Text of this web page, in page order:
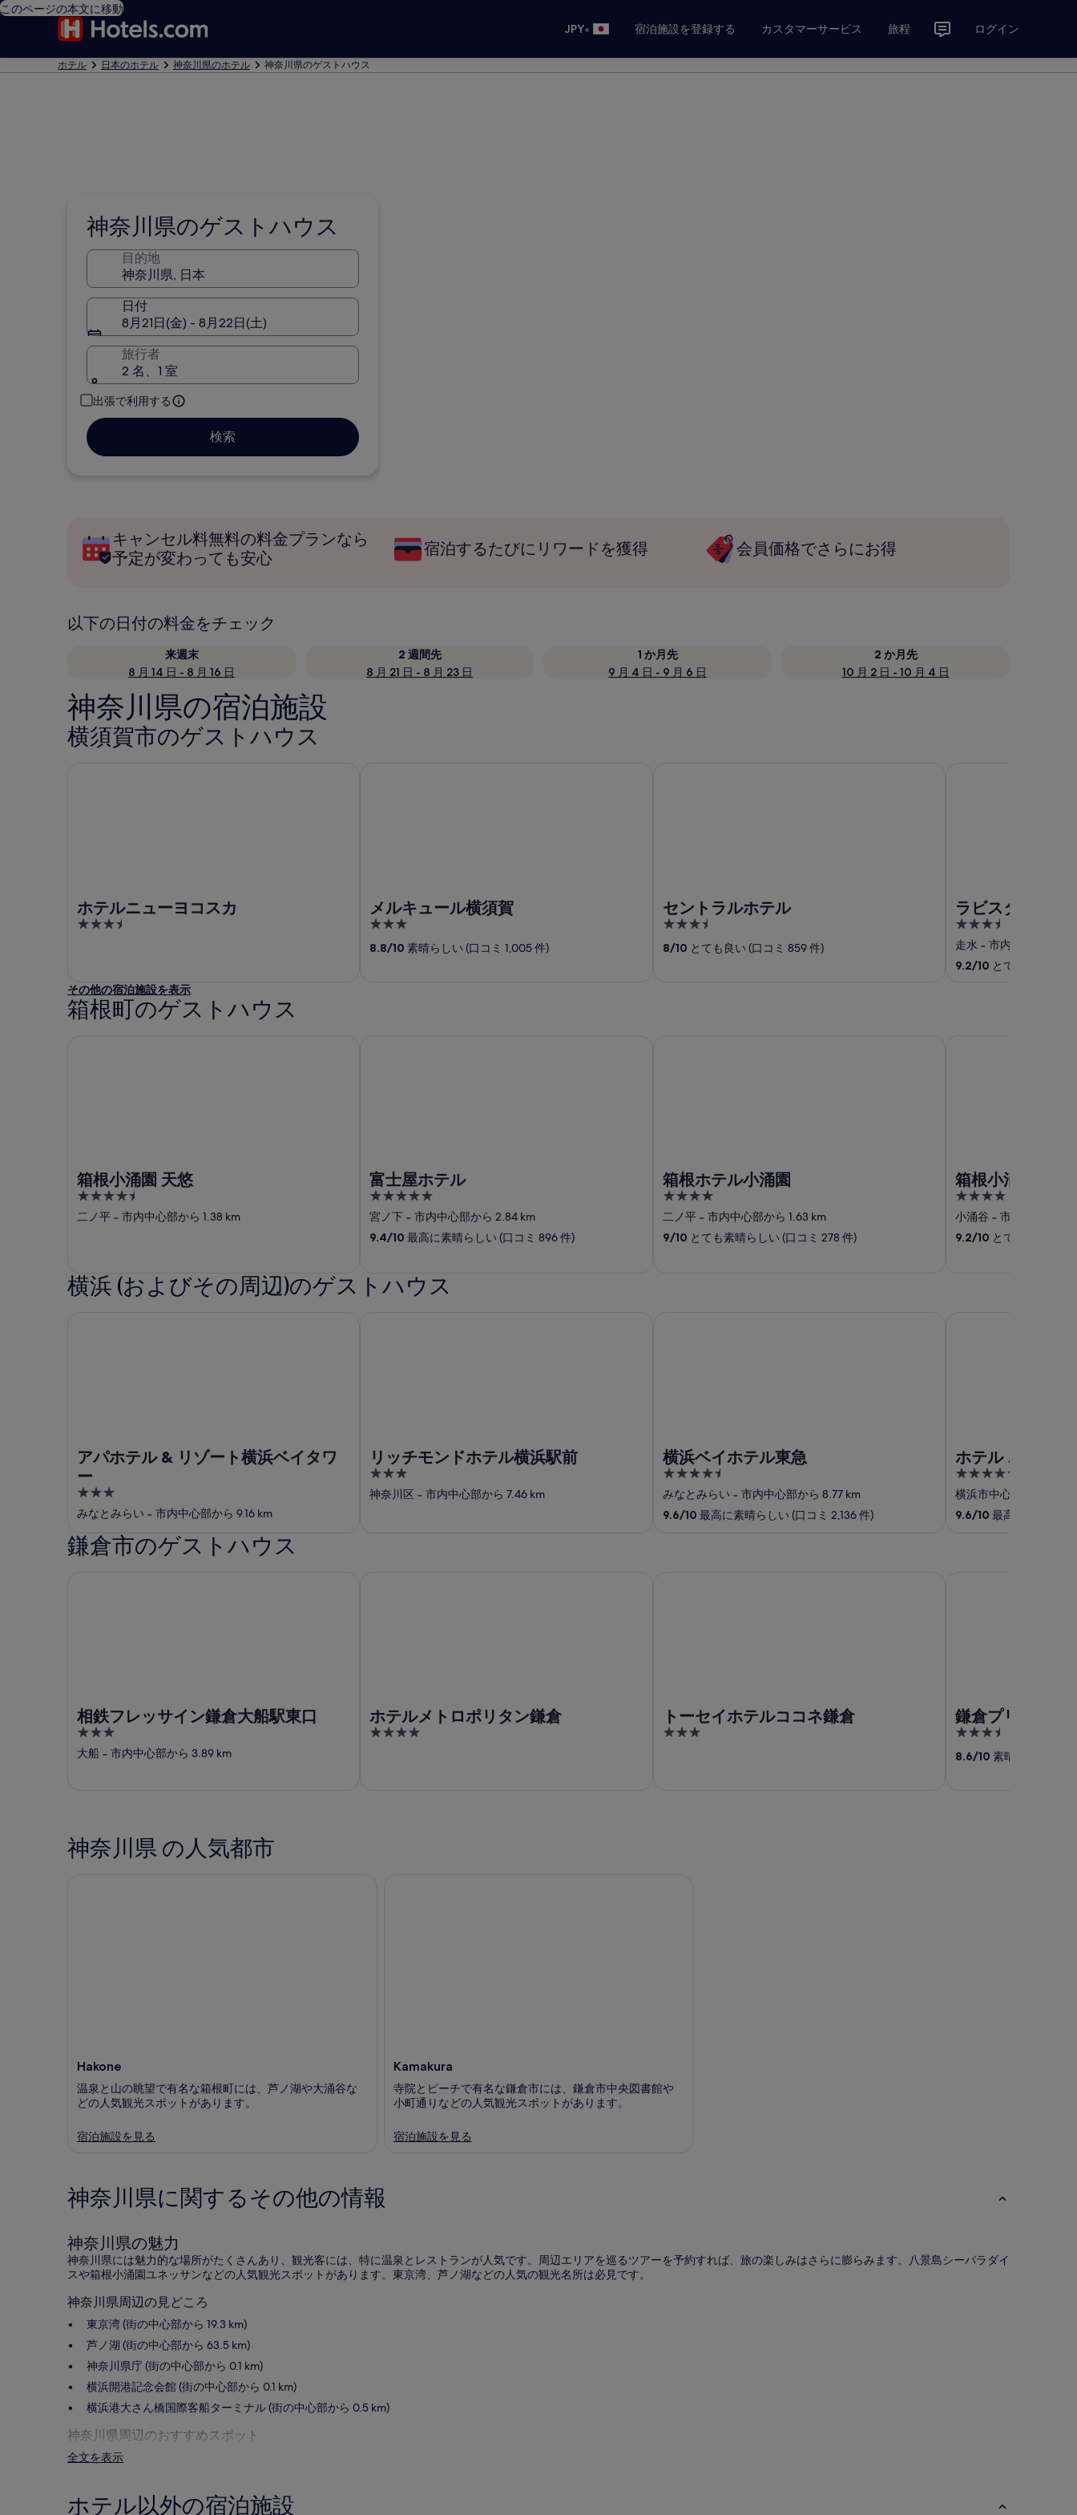
このページの本文に移動
JPY• 宿泊施設を登録する カスタマーサービス 旅程 ログイン
ホテル 日本のホテル 神奈川県のホテル 神奈川県のゲストハウス
神奈川県のゲストハウス
目的地
日付
8月21日(金) - 8月22日(土)
旅行者
2 名、1 室
出張で利用する
検索
キャンセル料無料の料金プランなら
予定が変わっても安心
宿泊するたびにリワードを獲得 会員価格でさらにお得
以下の日付の料金をチェック
来週末
8 月 14 日 - 8 月 16 日
2 週間先
8 月 21 日 - 8 月 23 日
1 か月先
9 月 4 日 - 9 月 6 日
2 か月先
10 月 2 日 - 10 月 4 日
神奈川県の宿泊施設
横須賀市のゲストハウス
ホテルニューヨコスカ
3.5
メルキュール横須賀
3
out
8.8/10 素晴らしい (口コミ 1,005 件)
セントラルホテル
3.5
out
of
8/10 とても良い (口コミ 859 件)
ラビスタ横須賀
3.5
out
of
5
走水 ‐ 市内中心部から
9.2/10 とても素晴らし
その他の宿泊施設を表示
箱根町のゲストハウス
箱根小涌園 天悠
4.5
out
二ノ平 ‐ 市内中心部から 1.38 km
富士屋ホテル
5
out
of
宮ノ下 ‐ 市内中心部から 2.84 km
9.4/10 最高に素晴らしい (口コミ 896 件)
箱根ホテル小涌園
4
out
of
二ノ平 ‐ 市内中心部から 1.63 km
9/10 とても素晴らしい (口コミ 278 件)
箱根小涌園 三河
4
out
of
小涌谷 ‐ 市内中心部か
9.2/10 とても素晴らし
横浜 (およびその周辺)のゲストハウス
アパホテル & リゾート横浜ベイタワ
ー
3
out
5
みなとみらい ‐ 市内中心部から 9.16 km
リッチモンドホテル横浜駅前
3
out
神奈川区 ‐ 市内中心部から 7.46 km
横浜ベイホテル東急
4.5
out
of
5
みなとみらい ‐ 市内中心部から 8.77 km
9.6/10 最高に素晴らしい (口コミ 2,136 件)
ホテル ニュー
4.5
out
of
5
横浜市中心部
9.6/10 最高に素晴らし
鎌倉市のゲストハウス
相鉄フレッサイン鎌倉大船駅東口
3
out
大船 ‐ 市内中心部から 3.89 km
ホテルメトロポリタン鎌倉
4
トーセイホテルココネ鎌倉
3
鎌倉プリンスホ
3.5
out
8.6/10 素晴らしい (口
神奈川県 の人気都市
Hakone
温泉と山の眺望で有名な箱根町には、芦ノ湖や大涌谷な
どの人気観光スポットがあります。
宿泊施設を見る
Kamakura
寺院とビーチで有名な鎌倉市には、鎌倉市中央図書館や
小町通りなどの人気観光スポットがあります。
宿泊施設を見る
神奈川県に関するその他の情報
神奈川県の魅力
神奈川県には魅力的な場所がたくさんあり、観光客には、特に温泉とレストランが人気です。周辺エリアを巡るツアーを予約すれば、旅の楽しみはさらに膨らみます。八景島シーパラダイ
スや箱根小涌園ユネッサンなどの人気観光スポットがあります。東京湾、芦ノ湖などの人気の観光名所は必見です。
神奈川県周辺の見どころ
東京湾 (街の中心部から 19.3 km)
芦ノ湖 (街の中心部から 63.5 km)
神奈川県庁 (街の中心部から 0.1 km)
横浜開港記念会館 (街の中心部から 0.1 km)
横浜港大さん橋国際客船ターミナル (街の中心部から 0.5 km)
神奈川県周辺のおすすめスポット
八景島シーパラダイス (街の中心部から 12.4 km)
KAAT 神奈川芸術劇場 (街の中心部から 0.5 km)
全文を表示
ホテル以外の宿泊施設